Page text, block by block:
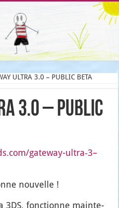
ULTRA 3.0 – PUBLIC BETA
3.0 – PUBLIC
gateway-ultra‑3–
nou­velle !
3DS, fonc­tionne main­te­